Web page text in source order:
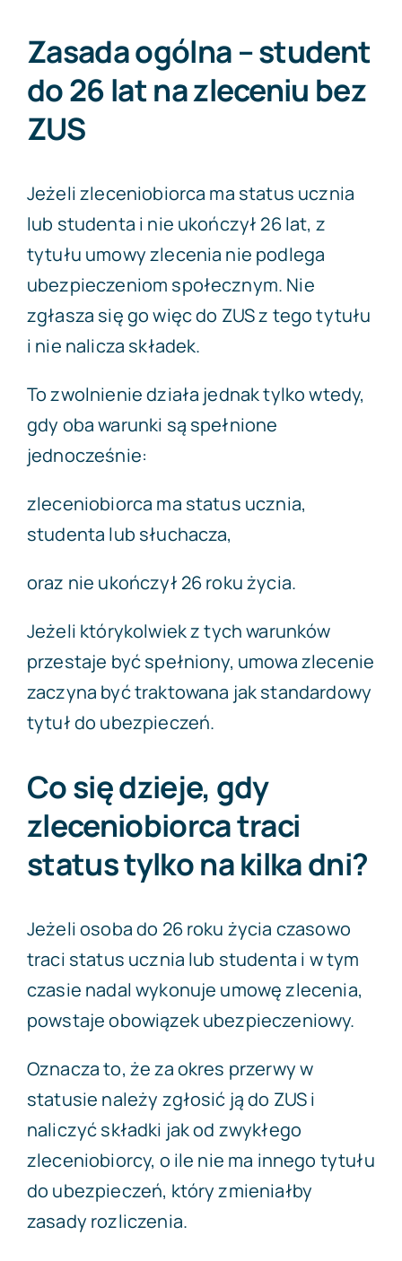
Zasada ogólna – student
do 26 lat na zleceniu bez
ZUS
Jeżeli zleceniobiorca ma status ucznia
lub studenta i nie ukończył 26 lat, z
tytułu umowy zlecenia nie podlega
ubezpieczeniom społecznym. Nie
zgłasza się go więc do ZUS z tego tytułu
i nie nalicza składek.
To zwolnienie działa jednak tylko wtedy,
gdy oba warunki są spełnione
jednocześnie:
zleceniobiorca ma status ucznia,
studenta lub słuchacza,
oraz nie ukończył 26 roku życia.
Jeżeli którykolwiek z tych warunków
przestaje być spełniony, umowa zlecenie
zaczyna być traktowana jak standardowy
tytuł do ubezpieczeń.
Co się dzieje, gdy
zleceniobiorca traci
status tylko na kilka dni?
Jeżeli osoba do 26 roku życia czasowo
traci status ucznia lub studenta i w tym
czasie nadal wykonuje umowę zlecenia,
powstaje obowiązek ubezpieczeniowy.
Oznacza to, że za okres przerwy w
statusie należy zgłosić ją do ZUS i
naliczyć składki jak od zwykłego
zleceniobiorcy, o ile nie ma innego tytułu
do ubezpieczeń, który zmieniałby
zasady rozliczenia.